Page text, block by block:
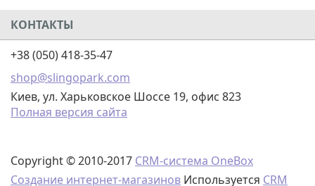
КОНТАКТЫ
+38 (050) 418-35-47
shop@slingopark.com
Киев, ул. Харьковское Шоссе 19, офис 823
Полная версия сайта
Copyright © 2010-2017 CRM-система OneBox
Создание интернет-магазинов Используется CRM